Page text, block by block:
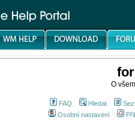
O
FAQ Hledat
Osobní nastavení